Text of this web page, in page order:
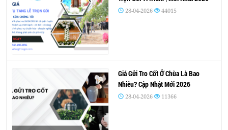
28-04-2026 44015
Giá Gửi Tro Cốt Ở Chùa Là Bao
Nhiêu? Cập Nhật Mới 2026
28-04-2026 11366